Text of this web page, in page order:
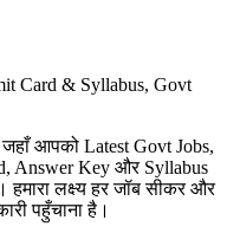
Card & Syllabus, Govt
आपको Latest Govt Jobs,
Answer Key और Syllabus
लक्ष्य हर जॉब सीकर और
पहुँचाना है।